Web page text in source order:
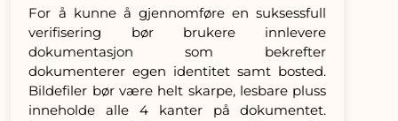
For å kunne å gjennomføre en suksessfull
verifisering bør brukere innlevere
dokumentasjon som bekrefter
dokumenterer egen identitet samt bosted.
Bildefiler bør være helt skarpe, lesbare pluss
inneholde alle 4 kanter på dokumentet.